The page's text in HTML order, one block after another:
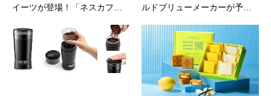
イーツが登場！「ネスカフ…
ルドブリューメーカーが予…